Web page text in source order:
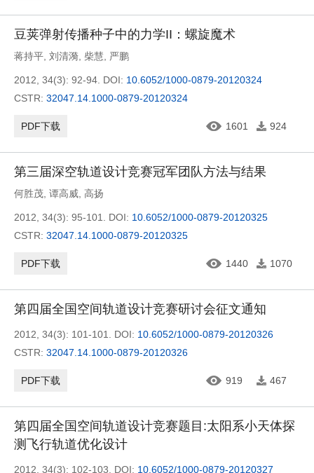
豆荚弹射传播种子中的力学II：螺旋魔术
蒋持平 刘清漪 柴慧 严鹏
2012, 34(3): 92-94. DOI: 10.6052/1000-0879-20120324
CSTR: 32047.14.1000-0879-20120324
PDF下载 1601 924
第三届深空轨道设计竞赛冠军团队方法与结果
何胜茂 谭高威 高扬
2012, 34(3): 95-101. DOI: 10.6052/1000-0879-20120325
CSTR: 32047.14.1000-0879-20120325
PDF下载 1440 1070
第四届全国空间轨道设计竞赛研讨会征文通知
2012, 34(3): 101-101. DOI: 10.6052/1000-0879-20120326
CSTR: 32047.14.1000-0879-20120326
PDF下载 919 467
第四届全国空间轨道设计竞赛题目:太阳系小天体探
测飞行轨道优化设计
2012, 34(3): 102-103. DOI: 10.6052/1000-0879-20120327